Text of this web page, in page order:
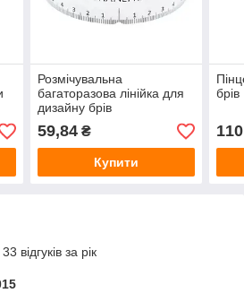
Розмічувальна
багаторазова лінійка для
дизайну брів
59,84₴
Купити
брів
110
відгуків за рік